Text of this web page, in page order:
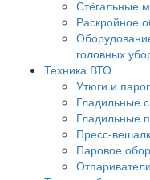
Стёгальные
Раскройное
головных
Техника ВТО
Утюги и
Гладильные
Гладильные
Пресс-
Паровое
Отпариватели